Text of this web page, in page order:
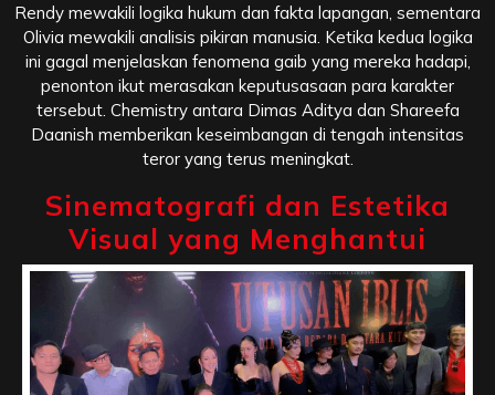
Rendy mewakili logika hukum dan fakta lapangan, sementara
Olivia mewakili analisis pikiran manusia. Ketika kedua logika
ini gagal menjelaskan fenomena gaib yang mereka hadapi,
penonton ikut merasakan keputusasaan para karakter
tersebut. Chemistry antara Dimas Aditya dan Shareefa
Daanish memberikan keseimbangan di tengah intensitas
teror yang terus meningkat.
Sinematografi dan Estetika
Visual yang Menghantui